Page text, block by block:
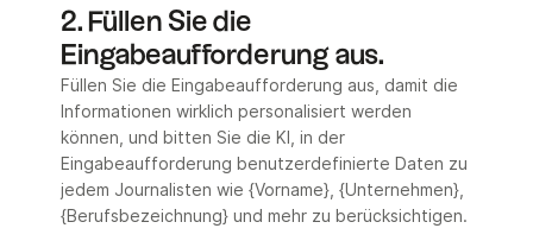
2. Füllen Sie die
Eingabeaufforderung aus.
Füllen Sie die Eingabeaufforderung aus, damit die
Informationen wirklich personalisiert werden
können, und bitten Sie die KI, in der
Eingabeaufforderung benutzerdefinierte Daten zu
jedem Journalisten wie {Vorname}, {Unternehmen},
{Berufsbezeichnung} und mehr zu berücksichtigen.